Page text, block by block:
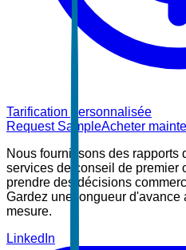
Tarification personnalisée
Request SampleAcheter
Nous fournissons des rapports
services de conseil de premier
prendre des décisions
Gardez une longueur d'avance
mesure.
LinkedIn